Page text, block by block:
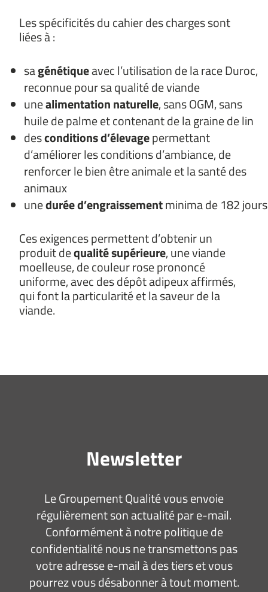
Les spécificités du cahier des charges sont
liées à :
sagénétiqueavec l’utilisation de la race Duroc,
reconnue pour sa qualité de viande
unealimentation naturelle, sans OGM, sans
huile de palme et contenant de la graine de lin
desconditions d’élevagepermettant
d’améliorer les conditions d’ambiance, de
renforcer le bien être animale et la santé des
animaux
unedurée d’engraissementminima de 182 jours
Ces exigences permettent d’obtenir un
produit dequalité supérieure, une viande
moelleuse, de couleur rose prononcé
uniforme, avec des dépôt adipeux affirmés,
qui font la particularité et la saveur de la
viande.
Newsletter
Le Groupement Qualité vous envoie
régulièrement son actualité par e-mail.
Conformément à notre politique de
confidentialité nous ne transmettons pas
votre adresse e-mail à des tiers et vous
pourrez vous désabonner à tout moment.